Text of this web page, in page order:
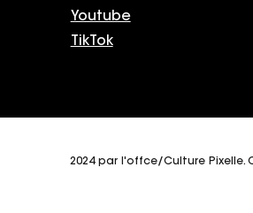
Youtube
TikTok
2024 par l'offce/Culture Pixelle.